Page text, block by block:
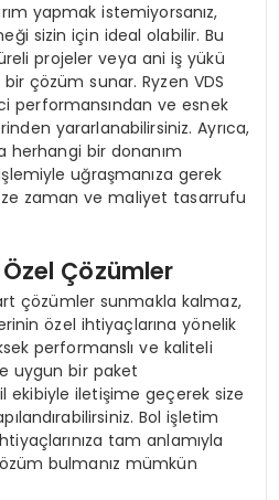
yapmak istemiyorsanız,
sizin için ideal olabilir. Bu
projeler veya ani iş yükü
çözüm sunar. Ryzen VDS
performansından ve esnek
yararlanabilirsiniz. Ayrıca,
herhangi bir donanım
uğraşmanıza gerek
zaman ve maliyet tasarrufu
Çözümler
çözümler sunmakla kalmaz,
özel ihtiyaçlarına yönelik
performanslı ve kaliteli
uygun bir paket
ekibiyle iletişime geçerek size
Bol işletim
tam anlamıyla
bulmanız mümkün